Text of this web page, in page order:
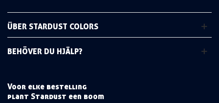
ÜBER STARDUST COLORS
BEHÖVER DU HJÄLP?
Voor elke bestelling
plant Stardust een boom